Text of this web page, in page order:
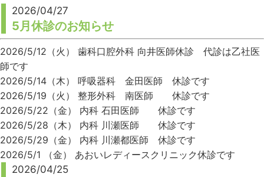
2026/04/27
5月休診のお知らせ
2026/5/12（火） 歯科口腔外科 向井医師休診 代診は乙社医
師です
2026/5/14（木） 呼吸器科 金田医師 休診です
2026/5/19（火） 整形外科 南医師 休診です
2026/5/22（金） 内科 石田医師 休診です
2026/5/28（木） 内科 川瀬医師 休診です
2026/5/29（金） 内科 川瀬都医師 休診です
2026/5/1 （金） あおいレディースクリニック休診です
2026/04/25